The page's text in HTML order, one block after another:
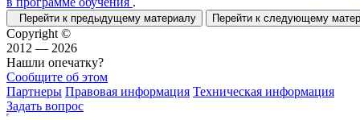
Перейти к предыдущему материалу Перейти к следующему
Copyright ©
2012 — 2026
Нашли опечатку?
Сообщите об этом
Партнеры Правовая информация Техническая информация
Задать вопрос